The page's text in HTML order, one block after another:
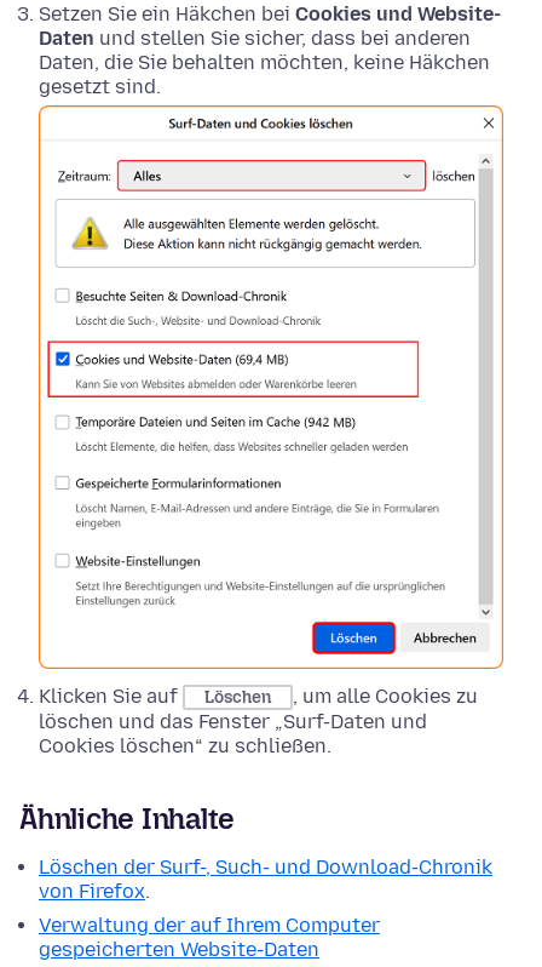
Setzen Sie ein Häkchen bei Cookies und Website-
Daten und stellen Sie sicher, dass bei anderen
Daten, die Sie behalten möchten, keine Häkchen
gesetzt sind.
Klicken Sie auf Löschen
, um alle Cookies zu
löschen und das Fenster „Surf-Daten und
Cookies löschen“ zu schließen.
Ähnliche Inhalte
Löschen der Surf-, Such- und Download-Chronik
von Firefox.
Verwaltung der auf Ihrem Computer
gespeicherten Website-Daten